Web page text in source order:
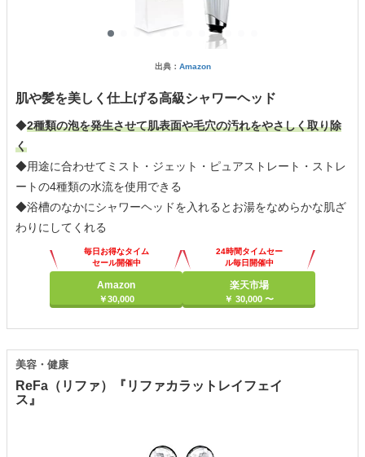
出典： Amazon
肌や髪を美しく仕上げる高級シャワーヘッド
◆2種類の泡を発生させて肌表面や毛穴の汚れをやさしく取り除
く
◆用途に合わせてミスト・ジェット・ピュアストレート・ストレ
ートの4種類の水流を使用できる
◆浴槽のなかにシャワーヘッドを入れるとお湯をなめらかな肌ざ
わりにしてくれる
毎日お得なタイム
セール開催中
Amazon
￥30,000
24時間タイムセー
ル毎日開催中
楽天市場
￥ 30,000 〜
ReFa（リファ）『リファカラットレイフェイ
ス』
美容・健康